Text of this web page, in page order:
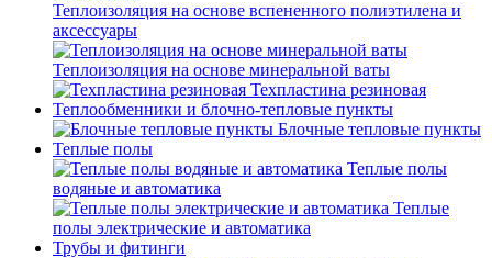
Теплоизоляция на основе вспененного полиэтилена и
аксессуары
Теплоизоляция на основе минеральной ваты
Техпластина резиновая
Теплообменники и блочно-тепловые пункты
Блочные тепловые пункты
Теплые полы
Теплые полы
водяные и автоматика
Теплые
полы электрические и автоматика
Трубы и фитинги